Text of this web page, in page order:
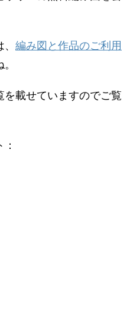
編み図と作品のご利用
を載せていますのでご覧